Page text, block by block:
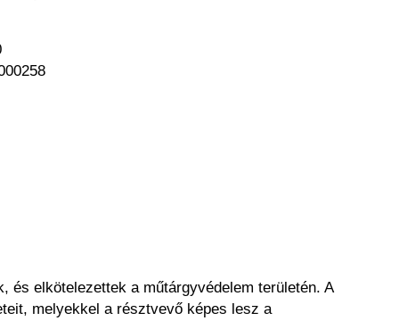
elkötelezettek a műtárgyvédelem területén. A
melyekkel a résztvevő képes lesz a